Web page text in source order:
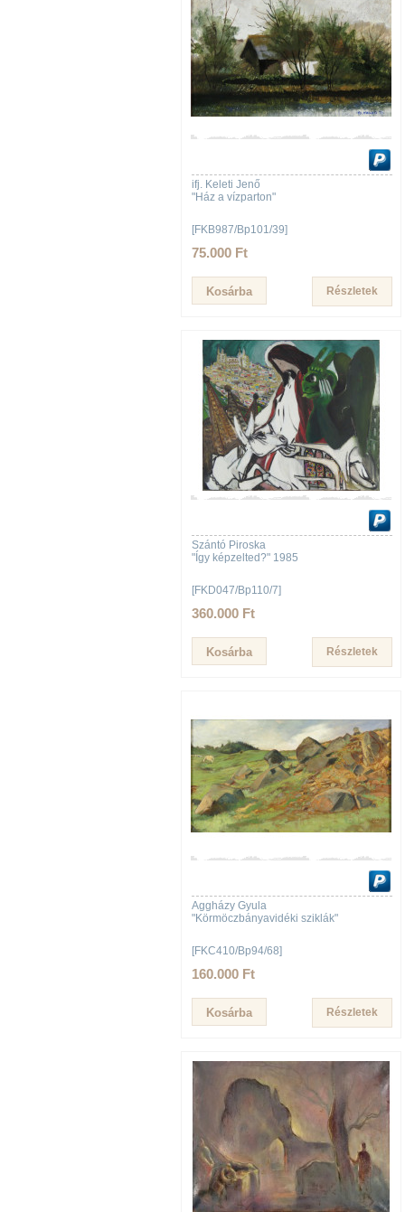
ifj. Keleti Jenő
"Ház a vízparton"
[FKB987/Bp101/39]
75.000 Ft
Részletek
Szántó Piroska
"Így képzelted?" 1985
[FKD047/Bp110/7]
360.000 Ft
Részletek
Aggházy Gyula
"Körmöczbányavidéki sziklák"
[FKC410/Bp94/68]
160.000 Ft
Részletek